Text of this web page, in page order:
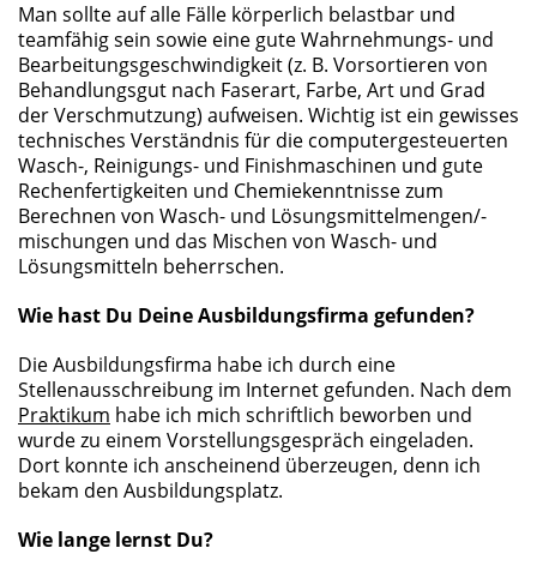
Man sollte auf alle Fälle körperlich belastbar und
teamfähig sein sowie eine gute Wahrnehmungs- und
Bearbeitungsgeschwindigkeit (z. B. Vorsortieren von
Behandlungsgut nach Faserart, Farbe, Art und Grad
der Verschmutzung) aufweisen. Wichtig ist ein gewisses
technisches Verständnis für die computergesteuerten
Wasch-, Reinigungs- und Finishmaschinen und gute
Rechenfertigkeiten und Chemiekenntnisse zum
Berechnen von Wasch- und Lösungsmittelmengen/-
mischungen und das Mischen von Wasch- und
Lösungsmitteln beherrschen.
Wie hast Du Deine Ausbildungsfirma gefunden?
Die Ausbildungsfirma habe ich durch eine
Stellenausschreibung im Internet gefunden. Nach dem
Praktikum habe ich mich schriftlich beworben und
wurde zu einem Vorstellungsgespräch eingeladen.
Dort konnte ich anscheinend überzeugen, denn ich
bekam den Ausbildungsplatz.
Wie lange lernst Du?